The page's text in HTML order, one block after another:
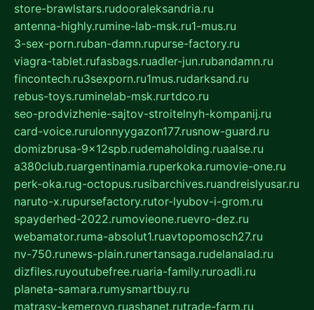
store-brawlstars.rudooraleksandria.ru
antenna-highly.rumine-lab-msk.ru1-mus.ru
3-sex-porn.ruban-damn.rupurse-factory.ru
viagra-tablet.rufasbags.ruadler-jun.rubandamn.ru
fincontech.ru3sexporn.ru1mus.rudarksand.ru
rebus-toys.ruminelab-msk.rurtdco.ru
seo-prodvizhenie-sajtov-stroitelnyh-kompanij.ru
card-voice.rurulonnyygazon177.rusnow-guard.ru
domizbrusa-9x12spb.rudemaholding.ruaalse.ru
a380club.ruargentinamia.ruperkoka.rumovie-one.ru
perk-oka.rug-octopus.rusibarchives.ruandreislyusar.ru
naruto-x.rupursefactory.rutor-lyubov-i-grom.ru
spayderhed-2022.rumovieone.ruevro-dez.ru
webamator.ruma-absolut1.ruavtopomosch27.ru
nv-750.runews-plain.runertansaga.rudelanalad.ru
dizfiles.ruyoutubefree.ruaria-family.ruroadli.ru
planeta-samara.rumysmartbuy.ru
matrasy-kemerovo.ruashanet.rutrade-farm.ru